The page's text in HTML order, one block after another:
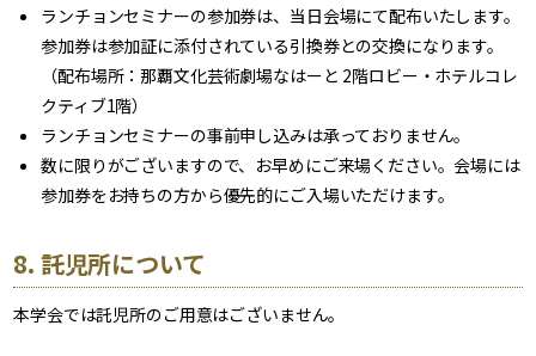
ランチョンセミナーの参加券は、当日会場にて配布いたします。
参加券は参加証に添付されている引換券との交換になります。
（配布場所：那覇文化芸術劇場なはーと 2階ロビー・ホテルコレ
クティブ1階）
ランチョンセミナーの事前申し込みは承っておりません。
数に限りがございますので、お早めにご来場ください。会場には
参加券をお持ちの方から優先的にご入場いただけます。
8. 託児所について
本学会では託児所のご用意はございません。